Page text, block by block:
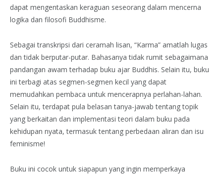
dapat mengentaskan keraguan seseorang dalam mencerna
logika dan filosofi Buddhisme.
Sebagai transkripsi dari ceramah lisan, “Karma” amatlah lugas
dan tidak berputar-putar. Bahasanya tidak rumit sebagaimana
pandangan awam terhadap buku ajar Buddhis. Selain itu, buku
ini terbagi atas segmen-segmen kecil yang dapat
memudahkan pembaca untuk mencerapnya perlahan-lahan.
Selain itu, terdapat pula belasan tanya-jawab tentang topik
yang berkaitan dan implementasi teori dalam buku pada
kehidupan nyata, termasuk tentang perbedaan aliran dan isu
feminisme!
Buku ini cocok untuk siapapun yang ingin memperkaya